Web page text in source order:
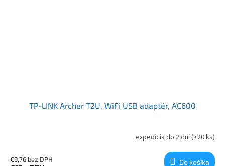
TP-LINK Archer T2U, WiFi USB adaptér, AC600
expedícia do 2 dní(>20 ks)
€9,76 bez DPH Do košíka